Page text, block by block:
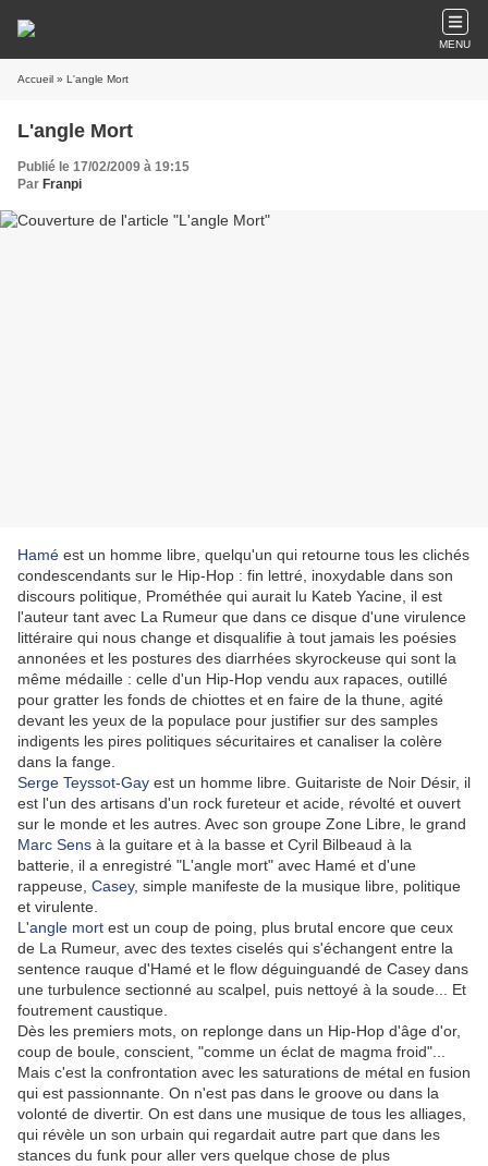
MENU
Accueil » L'angle Mort
L'angle Mort
Publié le 17/02/2009 à 19:15
Par Franpi
Hamé est un homme libre, quelqu'un qui retourne tous les clichés
condescendants sur le Hip-Hop : fin lettré, inoxydable dans son
discours politique, Prométhée qui aurait lu Kateb Yacine, il est
l'auteur tant avec La Rumeur que dans ce disque d'une virulence
littéraire qui nous change et disqualifie à tout jamais les poésies
annonées et les postures des diarrhées skyrockeuse qui sont la
même médaille : celle d'un Hip-Hop vendu aux rapaces, outillé
pour gratter les fonds de chiottes et en faire de la thune, agité
devant les yeux de la populace pour justifier sur des samples
indigents les pires politiques sécuritaires et canaliser la colère
dans la fange.
Serge Teyssot-Gay est un homme libre. Guitariste de Noir Désir, il
est l'un des artisans d'un rock fureteur et acide, révolté et ouvert
sur le monde et les autres. Avec son groupe Zone Libre, le grand
Marc Sens à la guitare et à la basse et Cyril Bilbeaud à la
batterie, il a enregistré "L'angle mort" avec Hamé et d'une
rappeuse, Casey, simple manifeste de la musique libre, politique
et virulente.
L'angle mort est un coup de poing, plus brutal encore que ceux
de La Rumeur, avec des textes ciselés qui s'échangent entre la
sentence rauque d'Hamé et le flow déguinguandé de Casey dans
une turbulence sectionné au scalpel, puis nettoyé à la soude... Et
foutrement caustique.
Dès les premiers mots, on replonge dans un Hip-Hop d'âge d'or,
coup de boule, conscient, "comme un éclat de magma froid"...
Mais c'est la confrontation avec les saturations de métal en fusion
qui est passionnante. On n'est pas dans le groove ou dans la
volonté de divertir. On est dans une musique de tous les alliages,
qui révèle un son urbain qui regardait autre part que dans les
stances du funk pour aller vers quelque chose de plus